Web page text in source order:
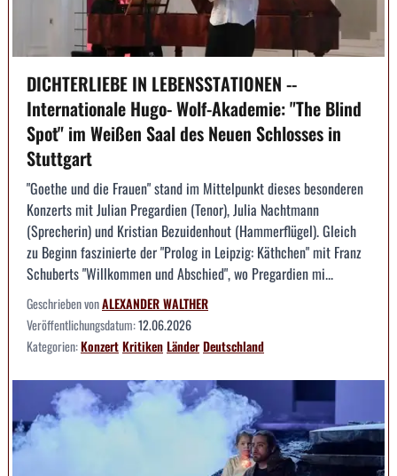
DICHTERLIEBE IN LEBENSSTATIONEN --
Internationale Hugo- Wolf-Akademie: "The Blind
Spot" im Weißen Saal des Neuen Schlosses in
Stuttgart
"Goethe und die Frauen" stand im Mittelpunkt dieses besonderen
Konzerts mit Julian Pregardien (Tenor), Julia Nachtmann
(Sprecherin) und Kristian Bezuidenhout (Hammerflügel). Gleich
zu Beginn faszinierte der "Prolog in Leipzig: Käthchen" mit Franz
Schuberts "Willkommen und Abschied", wo Pregardien mi...
Geschrieben vonALEXANDER WALTHER
Veröffentlichungsdatum:12.06.2026
Kategorien:KonzertKritikenLänderDeutschland